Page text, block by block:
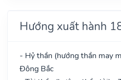
Hướng xuất hành
- Hỷ thần (hướng thần may
Đông Bắc